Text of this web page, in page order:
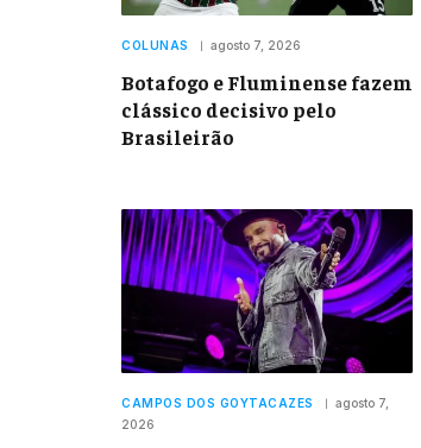
COLUNAS agosto 7, 2026
Botafogo e Fluminense fazem
clássico decisivo pelo
Brasileirão
CAMPOS DOS GOYTACAZES
agosto 7,
2026